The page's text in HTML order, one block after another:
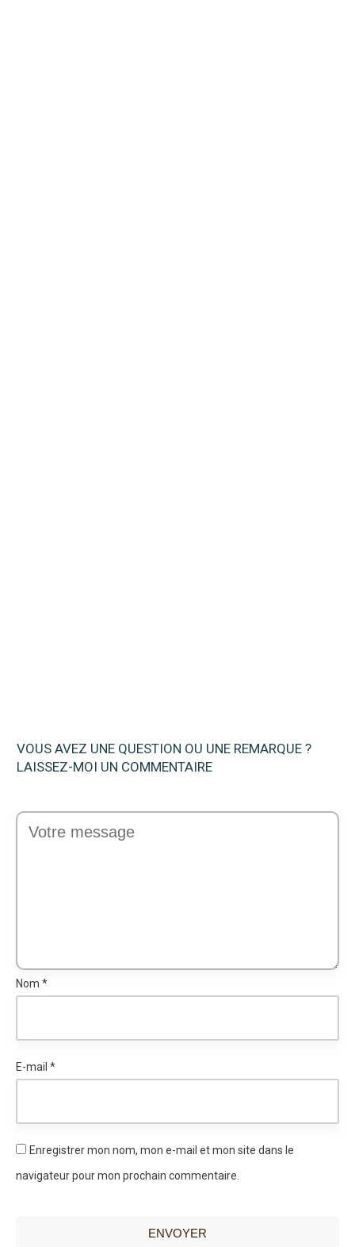
VOUS AVEZ UNE QUESTION OU UNE REMARQUE ?
LAISSEZ-MOI UN COMMENTAIRE
Nom *
E-mail *
Enregistrer mon nom, mon e-mail et mon site dans le
navigateur pour mon prochain commentaire.
ENVOYER